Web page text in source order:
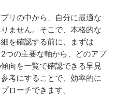
リの中から、自分に最適な
ません。そこで、本格的な
を確認する前に、まずは
つの主要な軸から、どのアプ
向を一覧で確認できる早見
考にすることで、効率的に
ローチできます。